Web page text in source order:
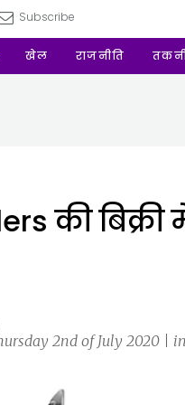
Subscribe
खेल राजनीति
की
2nd of July 2020 |